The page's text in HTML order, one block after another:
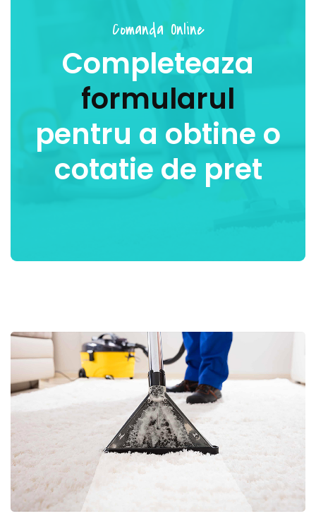
Comanda Online
Completeaza
formularul
pentru a obtine o
cotatie de pret